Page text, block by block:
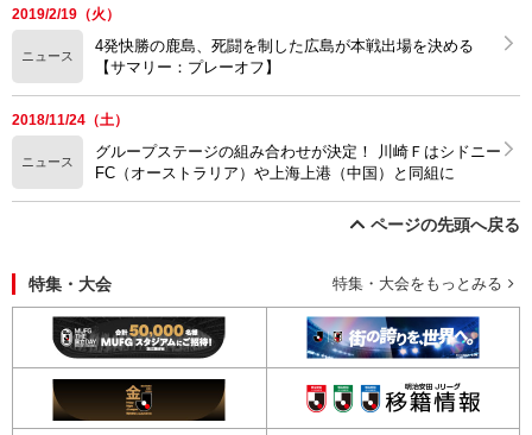
2019/2/19（火）
ニュース
4発快勝の鹿島、死闘を制した広島が本戦出場を決める
【サマリー：プレーオフ】
2018/11/24（土）
ニュース
グループステージの組み合わせが決定！ 川崎Ｆはシドニー
FC（オーストラリア）や上海上港（中国）と同組に
ページの先頭へ戻る
特集・大会 特集・大会をもっとみる